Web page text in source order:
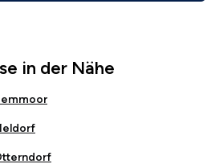
in der Nähe